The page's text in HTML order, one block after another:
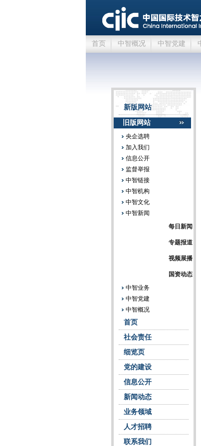
首页 中智概况 中智党建
新版网站
旧版网站
央企选聘
加入我们
信息公开
监督举报
中智链接
中智机构
中智文化
中智新闻
每日新闻
专题报道
视频展播
国资动态
中智业务
中智党建
中智概况
首页
社会责任
细览页
党的建设
信息公开
新闻动态
业务领域
人才招聘
联系我们